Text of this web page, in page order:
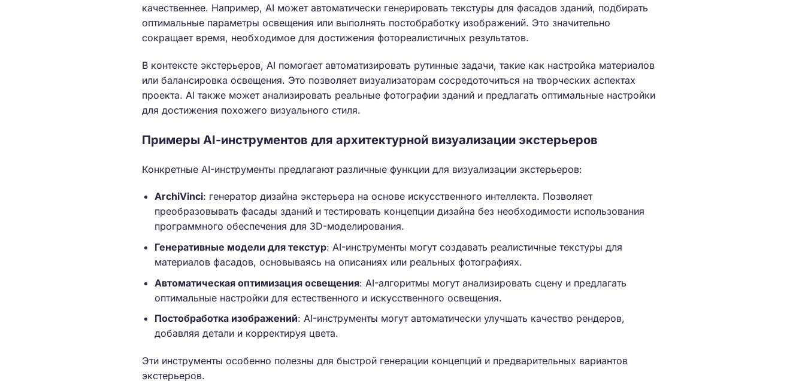
качественнее. Например, AI может автоматически генерировать текстуры для фасадов зданий, подбирать
оптимальные параметры освещения или выполнять постобработку изображений. Это значительно
сокращает время, необходимое для достижения фотореалистичных результатов.
В контексте экстерьеров, AI помогает автоматизировать рутинные задачи, такие как настройка материалов
или балансировка освещения. Это позволяет визуализаторам сосредоточиться на творческих аспектах
проекта. AI также может анализировать реальные фотографии зданий и предлагать оптимальные настройки
для достижения похожего визуального стиля.
Примеры AI-инструментов для архитектурной визуализации экстерьеров
Конкретные AI-инструменты предлагают различные функции для визуализации экстерьеров:
ArchiVinci: генератор дизайна экстерьера на основе искусственного интеллекта. Позволяет
преобразовывать фасады зданий и тестировать концепции дизайна без необходимости использования
программного обеспечения для 3D-моделирования.
Генеративные модели для текстур: AI-инструменты могут создавать реалистичные текстуры для
материалов фасадов, основываясь на описаниях или реальных фотографиях.
Автоматическая оптимизация освещения: AI-алгоритмы могут анализировать сцену и предлагать
оптимальные настройки для естественного и искусственного освещения.
Постобработка изображений: AI-инструменты могут автоматически улучшать качество рендеров,
добавляя детали и корректируя цвета.
Эти инструменты особенно полезны для быстрой генерации концепций и предварительных вариантов
экстерьеров.